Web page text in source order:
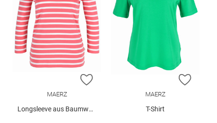
ZUR WUNSCHLISTE HINZUFÜGEN
MAERZ
Longsleeve aus Baumwolle
ZUR
MAERZ
T-Shirt